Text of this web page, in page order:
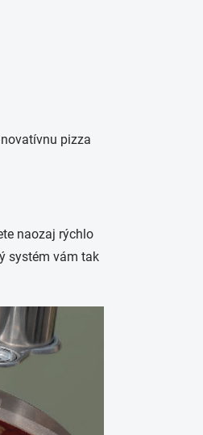
pizza
naozaj rýchlo
systém vám tak